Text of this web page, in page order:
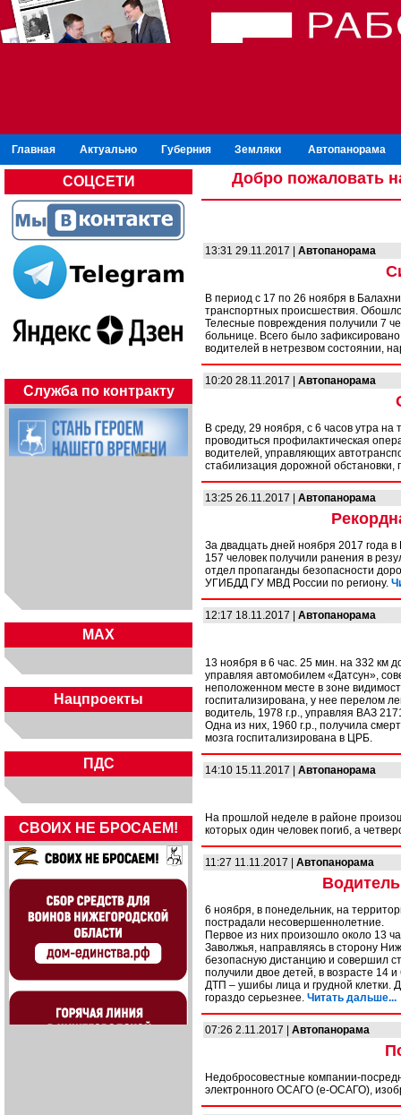
Главная Актуально Губерния Земляки Автопанорама
СОЦСЕТИ
Служба по контракту
MAX
Нацпроекты
ПДС
СВОИХ НЕ БРОСАЕМ!
Добро пожаловать
13:31 29.11.2017 | Автопанорама
В период с 17 по 26 ноября в
транспортных происшествия.
Телесные повреждения получили 7
больнице. Всего было
водителей в нетрезвом состоянии,
10:20 28.11.2017 | Автопанорама
В среду, 29 ноября, с 6 часов утра
проводиться профилактическая
водителей, управляющих
стабилизация дорожной
13:25 26.11.2017 | Автопанорама
За двадцать дней ноября 2017 года
157 человек получили ранения в
отдел пропаганды безопасности
УГИБДД ГУ МВД России по региону.
12:17 18.11.2017 | Автопанорама
13 ноября в 6 час. 25 мин. на 332 км
управляя автомобилем «Датсун»,
неположенном месте в зоне
госпитализирована, у нее перелом
водитель, 1978 г.р., управляя ВАЗ
Одна из них, 1960 г.р., получила
мозга госпитализирована в ЦРБ.
14:10 15.11.2017 | Автопанорама
На прошлой неделе в районе
которых один человек погиб, а
11:27 11.11.2017 | Автопанорама
6 ноября, в понедельник, на
пострадали несовершеннолетние.
Первое из них произошло около 13
Заволжья, направляясь в сторону
безопасную дистанцию и совершил
получили двое детей, в возрасте 14
ДТП – ушибы лица и грудной клетки.
гораздо серьезнее. Читать дальше...
07:26 2.11.2017 | Автопанорама
Недобросовестные компании-
электронного ОСАГО (е-ОСАГО),